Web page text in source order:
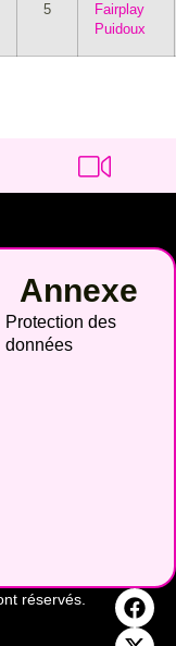
5
Fairplay
Puidoux
Annexe
Protection des
données
réservés.